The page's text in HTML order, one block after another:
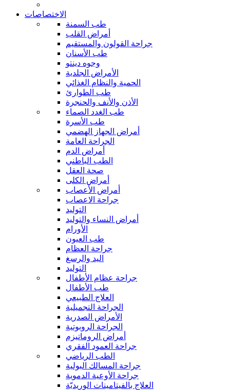
الاختصاصات
طب السمنة
أمراض القلب
جراحة القولون والمستقيم
طب الأسنان
وجوه دينتو
الأمراض الجلدية
الحمية والنظام الغذائي
طب الطوارئ
الأذن والأنف والحنجرة
طب الغدد الصماء
طب الأسرة
أمراض الجهاز الهضمي
الجراحة العامة
أمراض الدم
الطب الباطني
صحة العقل
أمراض الكلى
أمراض الأعصاب
جراحة الاعصاب
التوليد
أمراض النساء والتوليد
الأورام
طب العيون
جراحة العظام
اليد والرسغ
التوليد
جراحة عظام الأطفال
طب الأطفال
العلاج الطبيعي
الجراحة التجميلية
الأمراض الصدرية
الجراحة الروبوتية
أمراض الروماتيزم
جراحة العمود الفقري
الطب الرياضي
جراحة المسالك البولية
جراحة الأوعية الدموية
العلاج بالفيتامينات الوريديّة